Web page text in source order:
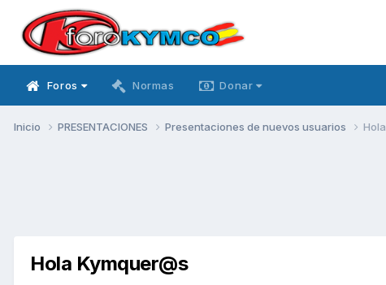
Foros Normas Donar
Inicio PRESENTACIONES Presentaciones de nuevos usuarios
Hola Kymquer@s